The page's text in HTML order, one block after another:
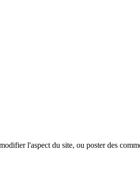
l'aspect du site, ou poster des